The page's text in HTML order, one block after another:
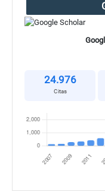
24.976
Citas